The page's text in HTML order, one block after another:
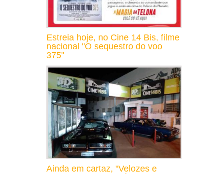
Estreia hoje, no Cine 14 Bis, filme
nacional "O sequestro do voo
375"
Ainda em cartaz, "Velozes e